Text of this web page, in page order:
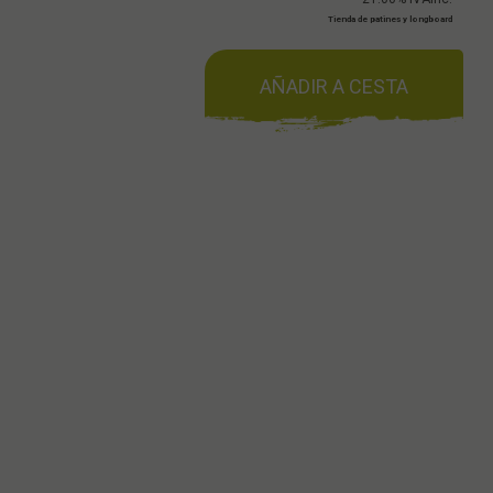
Tienda de patines y longboard
AÑADIR A CESTA